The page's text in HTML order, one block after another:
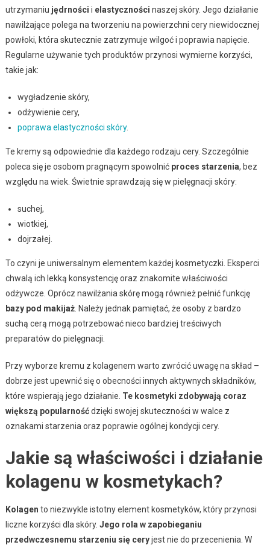
utrzymaniu jędrności i elastyczności naszej skóry. Jego działanie
nawilżające polega na tworzeniu na powierzchni cery niewidocznej
powłoki, która skutecznie zatrzymuje wilgoć i poprawia napięcie.
Regularne używanie tych produktów przynosi wymierne korzyści,
takie jak:
wygładzenie skóry,
odżywienie cery,
poprawa elastyczności skóry.
Te kremy są odpowiednie dla każdego rodzaju cery. Szczególnie
poleca się je osobom pragnącym spowolnić proces starzenia, bez
względu na wiek. Świetnie sprawdzają się w pielęgnacji skóry:
suchej,
wiotkiej,
dojrzałej.
To czyni je uniwersalnym elementem każdej kosmetyczki. Eksperci
chwalą ich lekką konsystencję oraz znakomite właściwości
odżywcze. Oprócz nawilżania skórę mogą również pełnić funkcję
bazy pod makijaż. Należy jednak pamiętać, że osoby z bardzo
suchą cerą mogą potrzebować nieco bardziej treściwych
preparatów do pielęgnacji.
Przy wyborze kremu z kolagenem warto zwrócić uwagę na skład –
dobrze jest upewnić się o obecności innych aktywnych składników,
które wspierają jego działanie. Te kosmetyki zdobywają coraz
większą popularnośćdzięki swojej skuteczności w walce z
oznakami starzenia oraz poprawie ogólnej kondycji cery.
Jakie są właściwości i działanie
kolagenu w kosmetykach?
Kolagen to niezwykle istotny element kosmetyków, który przynosi
liczne korzyści dla skóry. Jego rola w zapobieganiu
przedwczesnemu starzeniu się ceryjest nie do przecenienia. W